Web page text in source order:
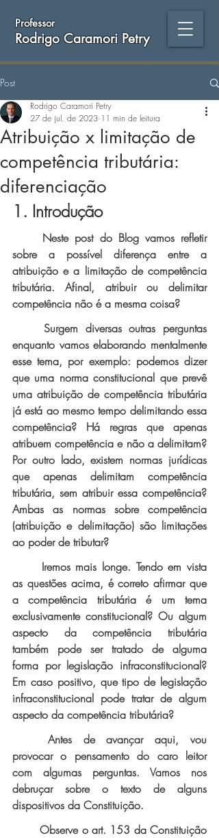
Professor
Rodrigo Caramori Petry
Post
Atribuição x limitação de
competência tributária:
diferenciação
Rodrigo Caramori Petry
27 de jul. de 2023 11 min de leitura
1. Introdução
Neste post do Blog vamos refletir
sobre a possível diferença entre a
atribuição e a limitação de competência
tributária. Afinal, atribuir ou delimitar
competência não é a mesma coisa?
Surgem diversas outras perguntas
enquanto vamos elaborando mentalmente
esse tema, por exemplo: podemos dizer
que uma norma constitucional que prevê
uma atribuição de competência tributária
já está ao mesmo tempo delimitando essa
competência? Há regras que apenas
atribuem competência e não a delimitam?
Por outro lado, existem normas jurídicas
que apenas delimitam competência
tributária, sem atribuir essa competência?
Ambas as normas sobre competência
(atribuição e delimitação) são limitações
ao poder de tributar?
Iremos mais longe. Tendo em vista
as questões acima, é correto afirmar que
a competência tributária é um tema
exclusivamente constitucional? Ou algum
aspecto da competência tributária
também pode ser tratado de alguma
forma por legislação infraconstitucional?
Em caso positivo, que tipo de legislação
infraconstitucional pode tratar de algum
aspecto da competência tributária?
Antes de avançar aqui, vou
provocar o pensamento do caro leitor
com algumas perguntas. Vamos nos
debruçar sobre o texto de alguns
dispositivos da Constituição.
Observe o art. 153 da Constituição